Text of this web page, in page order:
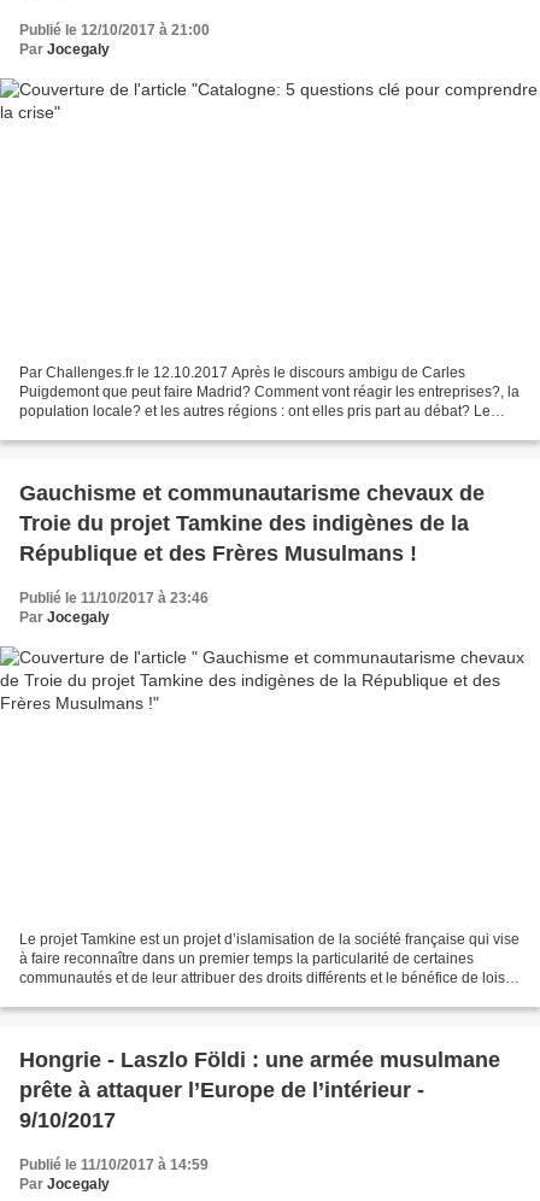
Publié le 12/10/2017 à 21:00
Par Jocegaly
Par Challenges.fr le 12.10.2017 Après le discours ambigu de Carles
Puigdemont que peut faire Madrid? Comment vont réagir les entreprises?, la
population locale? et les autres régions : ont elles pris part au débat? Le
Gauchisme et communautarisme chevaux de
Troie du projet Tamkine des indigènes de la
République et des Frères Musulmans !
Publié le 11/10/2017 à 23:46
Par Jocegaly
Le projet Tamkine est un projet d’islamisation de la société française qui vise
à faire reconnaître dans un premier temps la particularité de certaines
communautés et de leur attribuer des droits différents et le bénéfice de lois
Hongrie - Laszlo Földi : une armée musulmane
prête à attaquer l’Europe de l’intérieur -
9/10/2017
Publié le 11/10/2017 à 14:59
Par Jocegaly